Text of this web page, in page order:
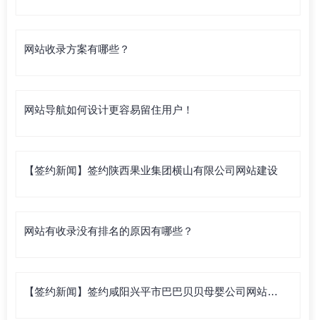
网站收录方案有哪些？
网站导航如何设计更容易留住用户！
【签约新闻】签约陕西果业集团横山有限公司网站建设
网站有收录没有排名的原因有哪些？
【签约新闻】签约咸阳兴平市巴巴贝贝母婴公司网站建